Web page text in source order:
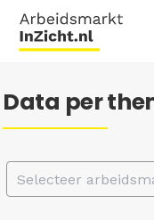
Data per
Selecteer